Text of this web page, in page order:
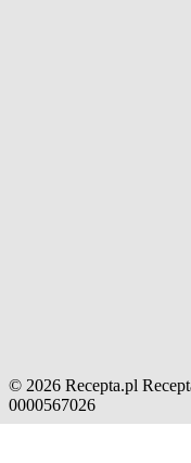
© 2026 Recepta.pl
0000567026